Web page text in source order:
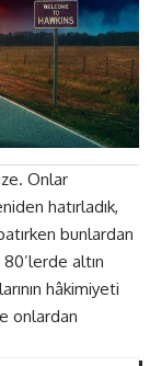
Onlar
hatırladık,
bunlardan
altın
hâkimiyeti
onlardan